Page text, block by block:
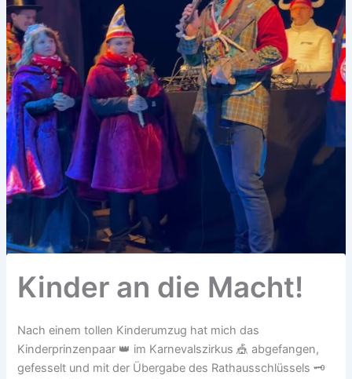
Kinder an die Macht!
Nach einem tollen Kinderumzug hat mich das
Kinderprinzenpaar 👑 im Karnevalszirkus 🎪 abgefangen,
gefesselt und mit der Übergabe des Rathausschlüssels 🗝️